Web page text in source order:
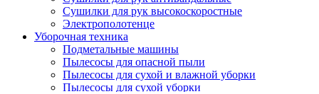
Сушилки для рук высокоскоростные
Электрополотенце
Уборочная техника
Подметальные машины
Пылесосы для опасной пыли
Пылесосы для сухой и влажной уборки
Пылесосы для сухой уборки
Нажмите, чтобы увеличить